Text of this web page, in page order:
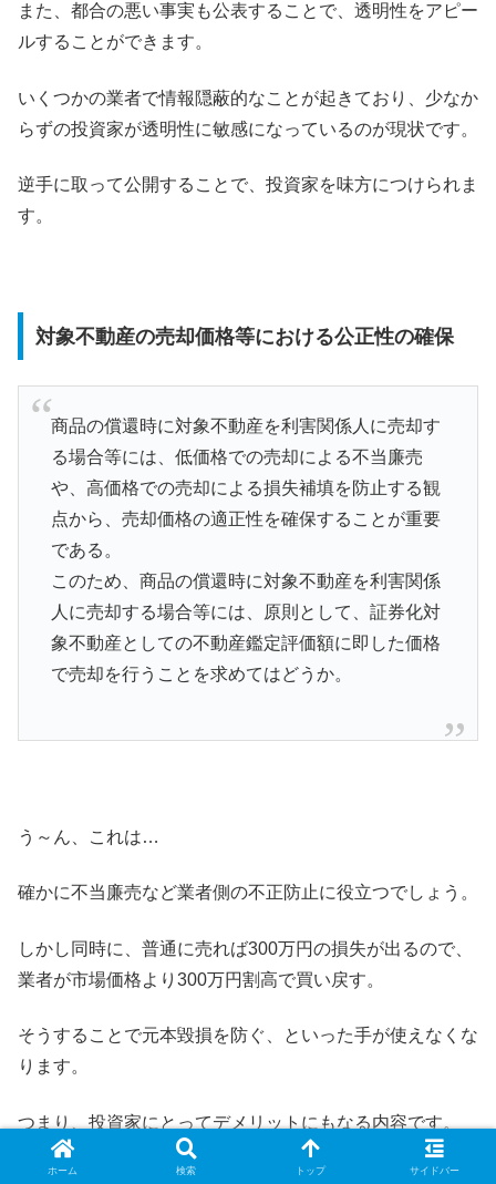
また、都合の悪い事実も公表することで、透明性をアピー
ルすることができます。
いくつかの業者で情報隠蔽的なことが起きており、少なか
らずの投資家が透明性に敏感になっているのが現状です。
逆手に取って公開することで、投資家を味方につけられま
す。
対象不動産の売却価格等における公正性の確保
商品の償還時に対象不動産を利害関係人に売却す
る場合等には、低価格での売却による不当廉売
や、高価格での売却による損失補填を防止する観
点から、売却価格の適正性を確保することが重要
である。
このため、商品の償還時に対象不動産を利害関係
人に売却する場合等には、原則として、証券化対
象不動産としての不動産鑑定評価額に即した価格
で売却を行うことを求めてはどうか。
う～ん、これは…
確かに不当廉売など業者側の不正防止に役立つでしょう。
しかし同時に、普通に売れば300万円の損失が出るので、
業者が市場価格より300万円割高で買い戻す。
そうすることで元本毀損を防ぐ、といった手が使えなくな
ります。
つまり、投資家にとってデメリットにもなる内容です。
ホーム 検索 トップ サイドバー